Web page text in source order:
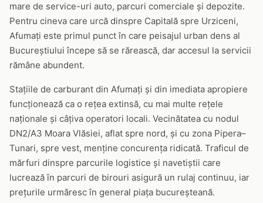
mare de service-uri auto, parcuri comerciale și depozite.
Pentru cineva care urcă dinspre Capitală spre Urziceni,
Afumați este primul punct în care peisajul urban dens al
Bucureștiului începe să se rărească, dar accesul la servicii
rămâne abundent.
Stațiile de carburant din Afumați și din imediata apropiere
funcționează ca o rețea extinsă, cu mai multe rețele
naționale și câțiva operatori locali. Vecinătatea cu nodul
DN2/A3 Moara Vlăsiei, aflat spre nord, și cu zona Pipera–
Tunari, spre vest, menține concurența ridicată. Traficul de
mărfuri dinspre parcurile logistice și navetiștii care
lucrează în parcuri de birouri asigură un rulaj continuu, iar
prețurile urmăresc în general piața bucureșteană.